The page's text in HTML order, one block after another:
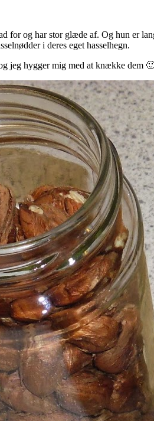
for og har stor glæde af. Og hun er
i deres eget hasselhegn.
jeg hygger mig med at knække dem